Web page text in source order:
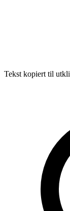
Tekst kopiert til